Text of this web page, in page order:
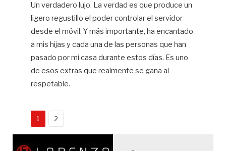
Un verdadero lujo. La verdad es que produce un
ligero regustillo el poder controlar el servidor
desde el móvil. Y más importante, ha encantado
a mis hijas y cada una de las personas que han
pasado por mi casa durante estos días. Es uno
de esos extras que realmente se gana al
respetable.
1 2